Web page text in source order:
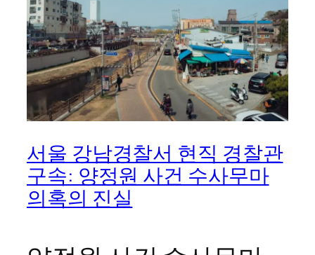
서울 강남경찰서 현직 경찰관
구속: 양정원 사건 수사무마
의혹의 진실